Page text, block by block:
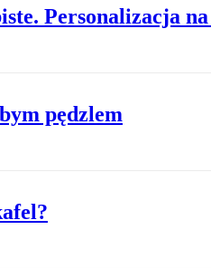
Personalizacja
pędzlem